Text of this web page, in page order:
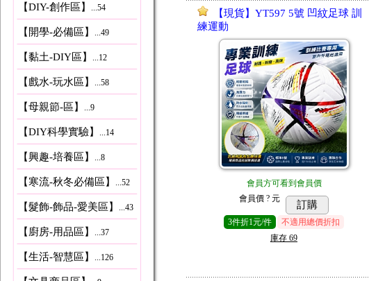
【DIY-創作區】 ...54
【開學-必備區】 ...49
【黏土-DIY區】 ...12
【戲水-玩水區】 ...58
【母親節-區】 ...9
【DIY科學實驗】 ...14
【興趣-培養區】 ...8
【寒流-秋冬必備區】 ...52
【髮飾-飾品-愛美區】 ...43
【廚房-用品區】 ...37
【生活-智慧區】 ...126
【現貨】YT597 5號 凹紋足球 訓
練運動
會員方可看到會員價
會員價 ? 元
訂購
3件折1元/件
不適用總價折扣
庫存 69